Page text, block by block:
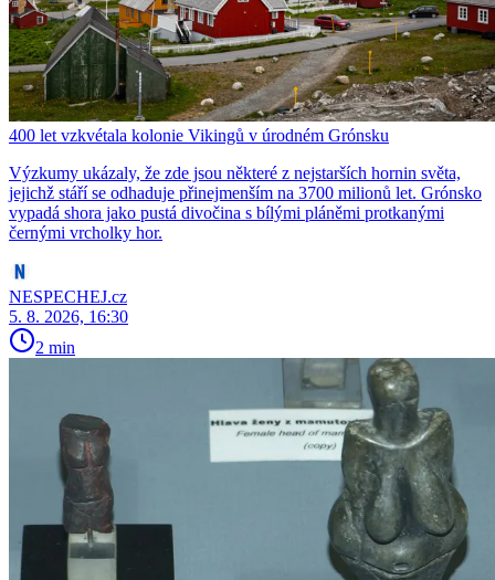
400 let vzkvétala kolonie Vikingů v úrodném Grónsku
Výzkumy ukázaly, že zde jsou některé z nejstarších hornin světa,
jejichž stáří se odhaduje přinejmenším na 3700 milionů let. Grónsko
vypadá shora jako pustá divočina s bílými pláněmi protkanými
černými vrcholky hor.
NESPECHEJ.cz
5. 8. 2026, 16:30
2 min